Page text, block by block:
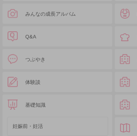
みんなの成長アルバム
Q&A
つぶやき
体験談
基礎知識
妊娠前・妊活